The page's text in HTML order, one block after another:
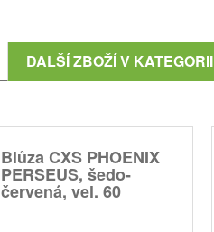
DALŠÍ ZBOŽÍ V KATEGORII
Blůza CXS PHOENIX
PERSEUS, šedo-
červená, vel. 60